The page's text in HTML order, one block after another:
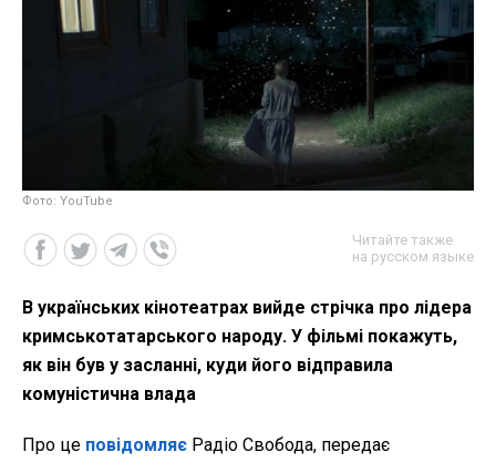
Фото: YouTube
Читайте также
на русском языке
В українських кінотеатрах вийде стрічка про лідера
кримськотатарського народу. У фільмі покажуть,
як він був у засланні, куди його відправила
комуністична влада
Про це повідомляє Радіо Свобода, передає